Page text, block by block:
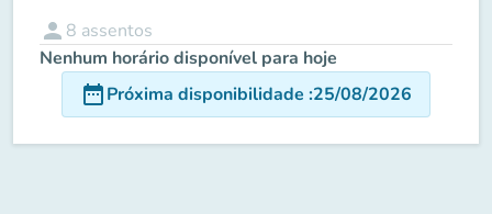
person 8 assentos
Nenhum horário disponível para hoje
date_rangePróxima disponibilidade :25/08/2026